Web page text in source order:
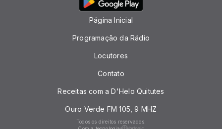
Página Inicial
Programação da Rádio
Locutores
Contato
Receitas com a D'Helo Quitutes
Ouro Verde FM 105, 9 MHZ
Todos os direitos reservados.